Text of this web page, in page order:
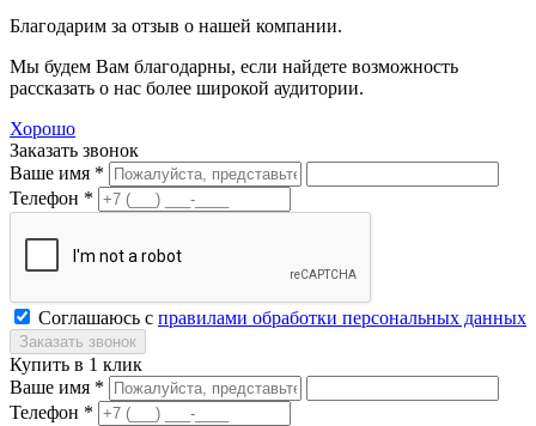
Благодарим за отзыв о нашей компании.
Мы будем Вам благодарны, если найдете возможность
рассказать о нас более широкой аудитории.
Хорошо
Заказать звонок
Ваше имя *
Телефон *
Соглашаюсь с правилами обработки персональных данных
Купить в 1 клик
Ваше имя *
Телефон *